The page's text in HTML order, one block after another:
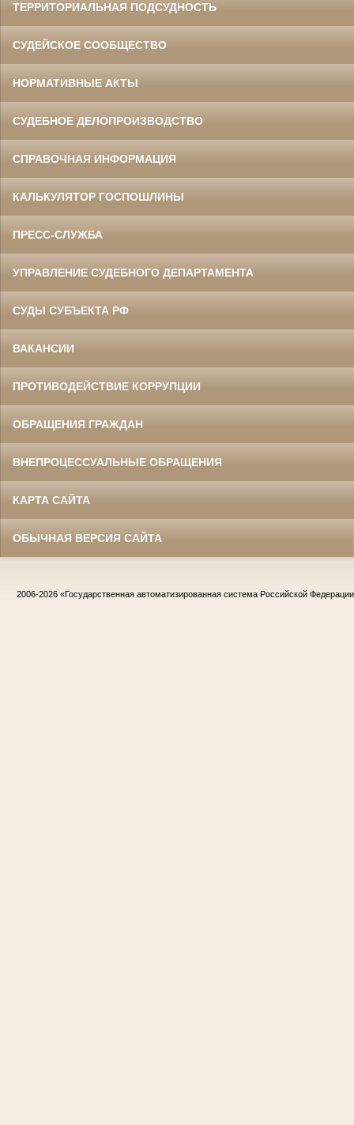
ТЕРРИТОРИАЛЬНАЯ ПОДСУДНОСТЬ
СУДЕЙСКОЕ СООБЩЕСТВО
НОРМАТИВНЫЕ АКТЫ
СУДЕБНОЕ ДЕЛОПРОИЗВОДСТВО
СПРАВОЧНАЯ ИНФОРМАЦИЯ
КАЛЬКУЛЯТОР ГОСПОШЛИНЫ
ПРЕСС-СЛУЖБА
УПРАВЛЕНИЕ СУДЕБНОГО ДЕПАРТАМЕНТА
СУДЫ СУБЪЕКТА РФ
ВАКАНСИИ
ПРОТИВОДЕЙСТВИЕ КОРРУПЦИИ
ОБРАЩЕНИЯ ГРАЖДАН
ВНЕПРОЦЕССУАЛЬНЫЕ ОБРАЩЕНИЯ
КАРТА САЙТА
ОБЫЧНАЯ ВЕРСИЯ САЙТА
2006-2026 «Государственная автоматизированная система Российской